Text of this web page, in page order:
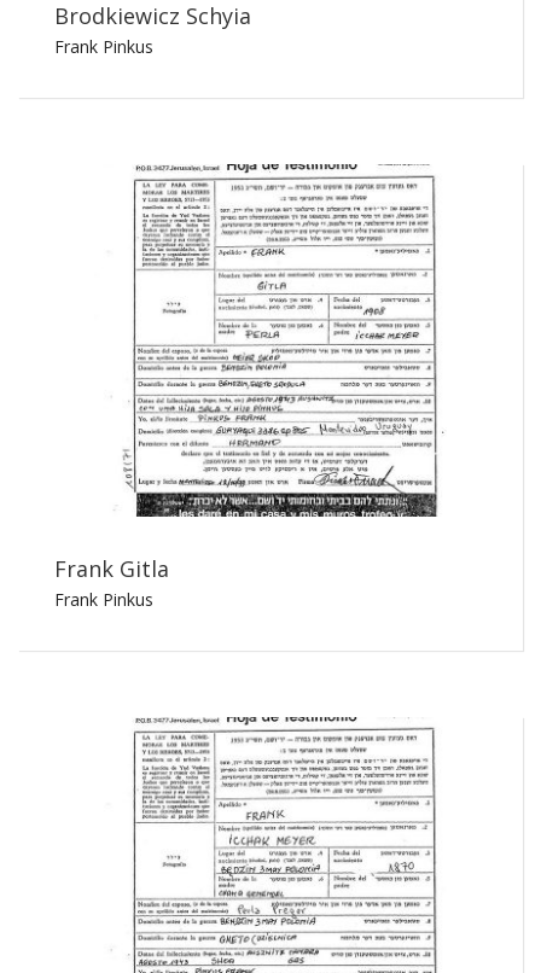
Brodkiewicz Schyia
Frank Pinkus
Frank Gitla
Frank Pinkus